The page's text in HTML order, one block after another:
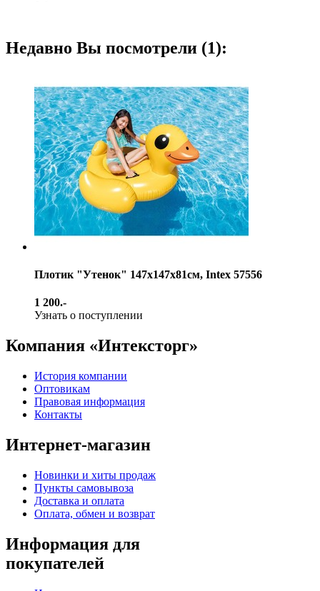
Недавно Вы посмотрели (1):
Плотик "Утенок" 147х147х81см, Intex 57556
1 200.-
Узнать о поступлении
Компания «Интексторг»
История компании
Оптовикам
Правовая информация
Контакты
Интернет-магазин
Новинки и хиты продаж
Пункты самовывоза
Доставка и оплата
Оплата, обмен и возврат
Информация для
покупателей